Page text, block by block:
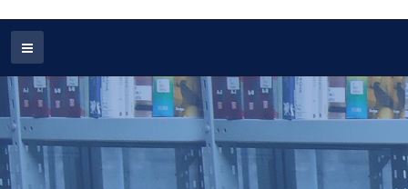
Nuestros servicios